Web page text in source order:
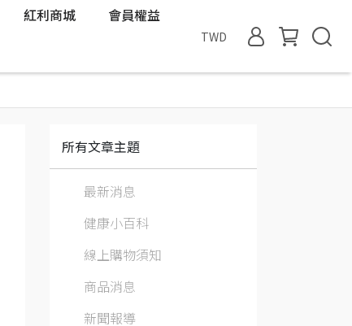
紅利商城
會員權益
TWD
所有文章主題
最新消息
健康小百科
線上購物須知
商品消息
新聞報導